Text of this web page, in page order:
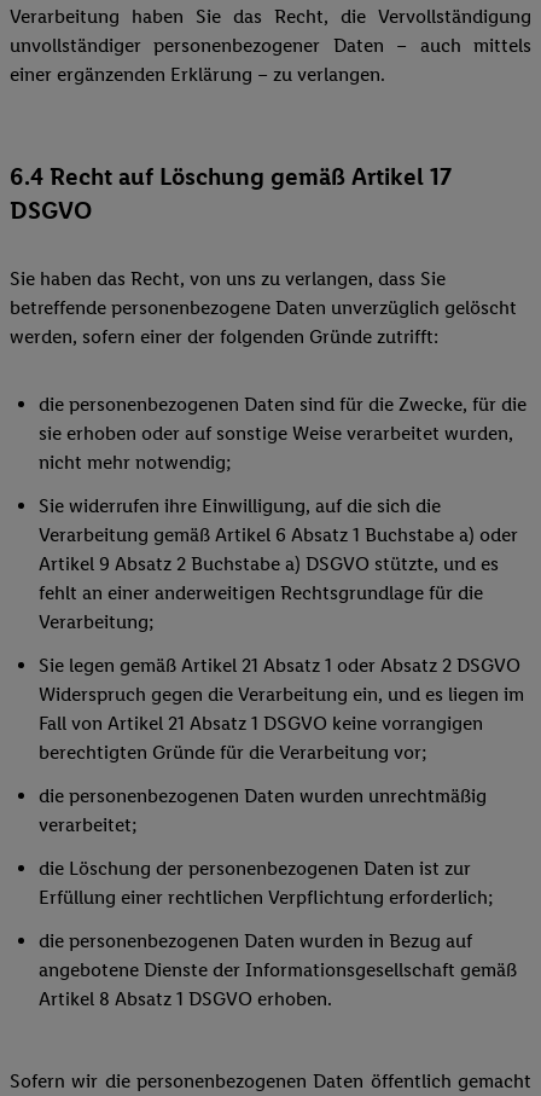
Verarbeitung haben Sie das Recht, die Vervollständigung
unvollständiger personenbezogener Daten – auch mittels
einer ergänzenden Erklärung – zu verlangen.
6.4 Recht auf Löschung gemäß Artikel 17
DSGVO
Sie haben das Recht, von uns zu verlangen, dass Sie
betreffende personenbezogene Daten unverzüglich gelöscht
werden, sofern einer der folgenden Gründe zutrifft:
die personenbezogenen Daten sind für die Zwecke, für die
sie erhoben oder auf sonstige Weise verarbeitet wurden,
nicht mehr notwendig;
Sie widerrufen ihre Einwilligung, auf die sich die
Verarbeitung gemäß Artikel 6 Absatz 1 Buchstabe a) oder
Artikel 9 Absatz 2 Buchstabe a) DSGVO stützte, und es
fehlt an einer anderweitigen Rechtsgrundlage für die
Verarbeitung;
Sie legen gemäß Artikel 21 Absatz 1 oder Absatz 2 DSGVO
Widerspruch gegen die Verarbeitung ein, und es liegen im
Fall von Artikel 21 Absatz 1 DSGVO keine vorrangigen
berechtigten Gründe für die Verarbeitung vor;
die personenbezogenen Daten wurden unrechtmäßig
verarbeitet;
die Löschung der personenbezogenen Daten ist zur
Erfüllung einer rechtlichen Verpflichtung erforderlich;
die personenbezogenen Daten wurden in Bezug auf
angebotene Dienste der Informationsgesellschaft gemäß
Artikel 8 Absatz 1 DSGVO erhoben.
Sofern wir die personenbezogenen Daten öffentlich gemacht